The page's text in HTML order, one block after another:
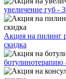
увеличение губ -
Акция на пилинг
скидка
ботулинотерапию